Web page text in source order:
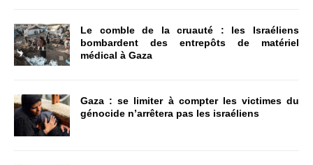
Le comble de la cruauté : les Israéliens
bombardent des entrepôts de matériel
médical à Gaza
Gaza : se limiter à compter les victimes du
génocide n’arrêtera pas les israéliens